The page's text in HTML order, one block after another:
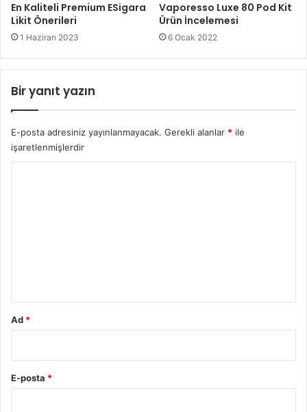
En Kaliteli Premium ESigara
Likit Önerileri
1 Haziran 2023
Vaporesso Luxe 80 Pod Kit
Ürün İncelemesi
6 Ocak 2022
Bir yanıt yazın
E-posta adresiniz yayınlanmayacak. Gerekli alanlar * ile
işaretlenmişlerdir
Ad *
E-posta *